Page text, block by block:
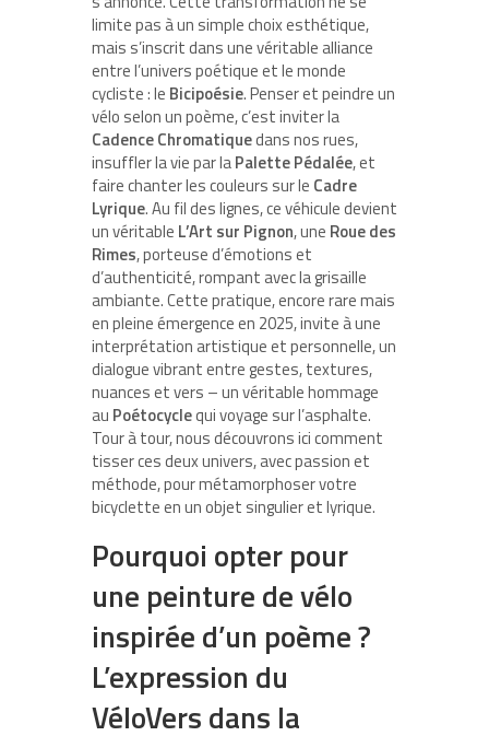
limite pas à un simple choix esthétique,
mais s’inscrit dans une véritable alliance
entre l’univers poétique et le monde
cycliste : le Bicipoésie. Penser et peindre un
vélo selon un poème, c’est inviter la
Cadence Chromatiquedans nos rues,
insuffler la vie par laPalette Pédalée, et
faire chanter les couleurs sur le Cadre
Lyrique. Au fil des lignes, ce véhicule devient
un véritable L’Art sur Pignon, une Roue des
Rimes, porteuse d’émotions et
d’authenticité, rompant avec la grisaille
ambiante. Cette pratique, encore rare mais
en pleine émergence en 2025, invite à une
interprétation artistique et personnelle, un
dialogue vibrant entre gestes, textures,
nuances et vers – un véritable hommage
au Poétocyclequi voyage sur l’asphalte.
Tour à tour, nous découvrons ici comment
tisser ces deux univers, avec passion et
méthode, pour métamorphoser votre
bicyclette en un objet singulier et lyrique.
Pourquoi opter pour
une peinture de vélo
inspirée d’un poème ?
L’expression du
VéloVersdans la